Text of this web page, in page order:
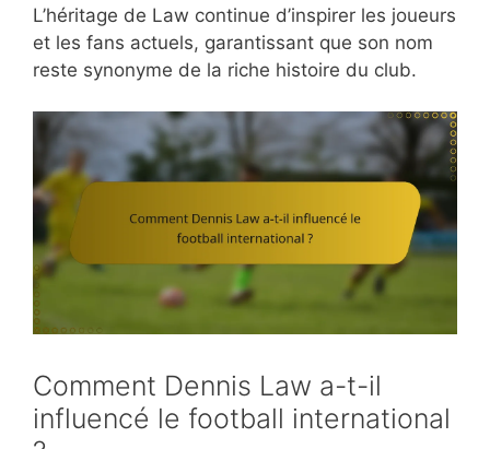
L’héritage de Law continue d’inspirer les joueurs
et les fans actuels, garantissant que son nom
reste synonyme de la riche histoire du club.
Comment Dennis Law a-t-il
influencé le football international